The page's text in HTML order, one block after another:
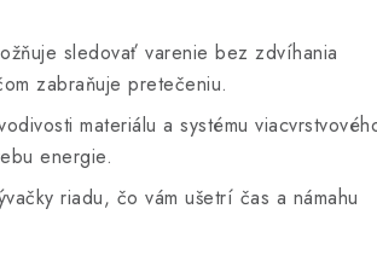
sledovať varenie bez zdvíhania
zabraňuje pretečeniu.
materiálu a systému
energie.
riadu, čo vám ušetrí čas a námahu